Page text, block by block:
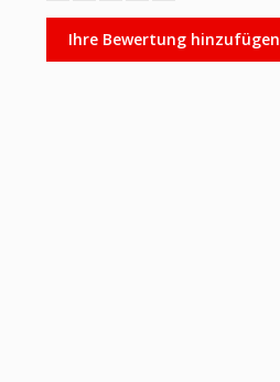
Ihre Bewertung hinzufügen